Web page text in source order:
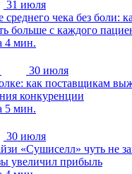
31 июля
чека без боли:
больше с каждого
4 мин.
30 июля
как поставщикам
конкуренции
5 мин.
30 июля
«Сушиселл» чуть не
увеличил прибыль